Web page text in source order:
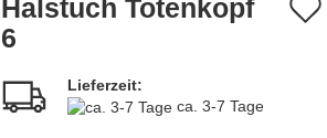
Passwort vergessen?
Halstuch Totenkopf
6
Lieferzeit:
ca. 3-7 Tage